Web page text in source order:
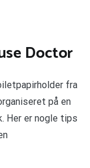
Doctor
fra
på en
Her er nogle tips